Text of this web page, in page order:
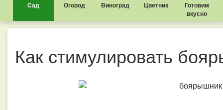
Сад Огород Виноград Цветник
Готовим
вкусно
Как стимулировать